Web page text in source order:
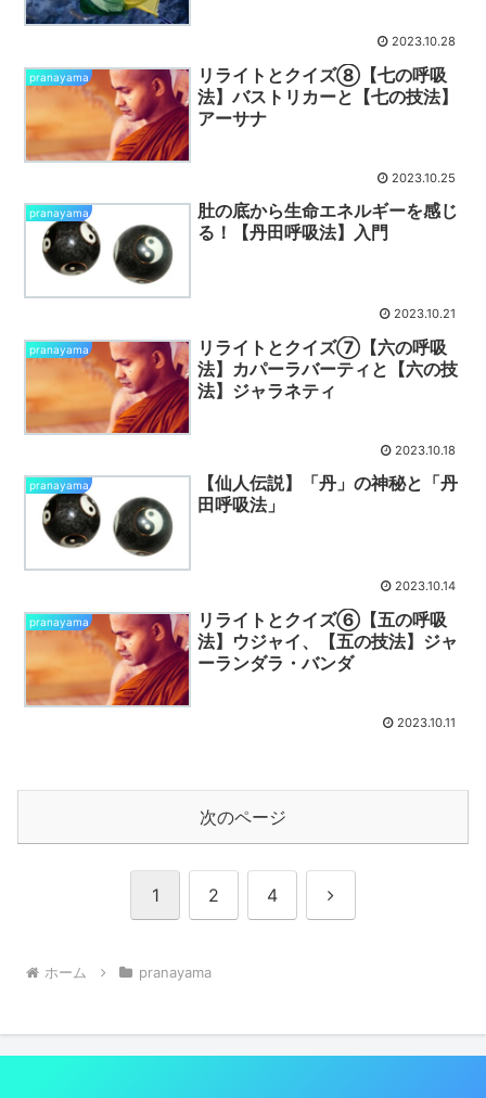
2023.10.28
pranayama
リライトとクイズ⑧【七の呼吸
法】バストリカーと【七の技法】
アーサナ
2023.10.25
pranayama
肚の底から生命エネルギーを感じ
る！【丹田呼吸法】入門
2023.10.21
pranayama
リライトとクイズ⑦【六の呼吸
法】カパーラバーティと【六の技
法】ジャラネティ
2023.10.18
pranayama
【仙人伝説】「丹」の神秘と「丹
田呼吸法」
2023.10.14
pranayama
リライトとクイズ⑥【五の呼吸
法】ウジャイ、【五の技法】ジャ
ーランダラ・バンダ
2023.10.11
次のページ
1 2 4 次
ホーム pranayama